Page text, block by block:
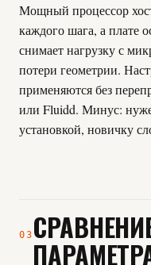
Мощный процессор
каждого шага, а плате
снимает нагрузку с
потери геометрии.
применяются без
или Fluidd. Минус:
установкой, новичку
03